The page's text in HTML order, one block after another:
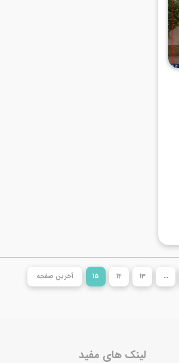
…
13
14
15 آخرین صفحه
لینک های مفید